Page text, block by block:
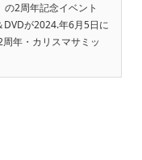
2周年記念イベント
DVDが2024.年6月5日に
年・カリスマサミッ